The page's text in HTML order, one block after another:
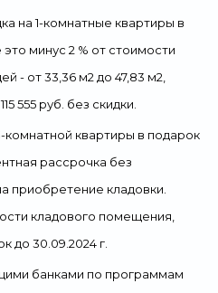
на 1-комнатные квартиры в
минус 2 % от стоимости
- от 33,36 м2 до 47,83 м2,
555 руб. без скидки.
комнатной квартиры в подарок
рассрочка без
приобретение кладовки.
кладового помещения,
до 30.09.2024 г.
банками по программам